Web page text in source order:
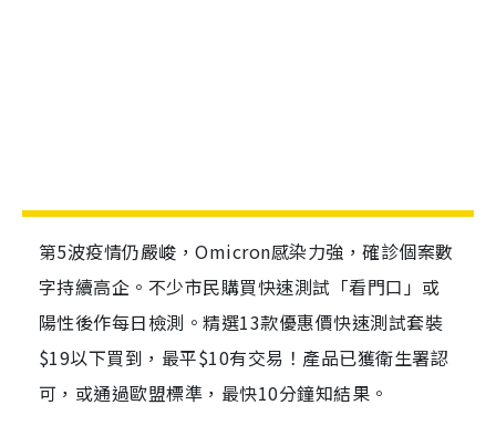
第5波疫情仍嚴峻，Omicron感染力強，確診個案數
字持續高企。不少市民購買快速測試「看門口」或
陽性後作每日檢測。精選13款優惠價快速測試套裝
$19以下買到，最平$10有交易！產品已獲衛生署認
可，或通過歐盟標準，最快10分鐘知結果。